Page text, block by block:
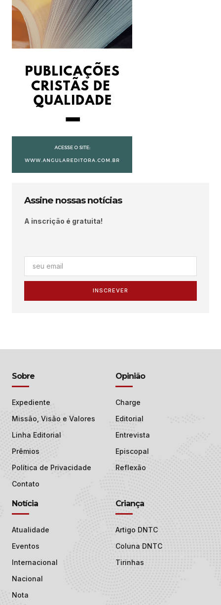
Assine nossas notícias
A inscrição é gratuita!
INSCREVER
Sobre
Expediente
Missão, Visão e Valores
Linha Editorial
Prêmios
Política de Privacidade
Contato
Opinião
Charge
Editorial
Entrevista
Episcopal
Reflexão
Notícia
Atualidade
Eventos
Internacional
Nacional
Nota
Criança
Artigo DNTC
Coluna DNTC
Tirinhas